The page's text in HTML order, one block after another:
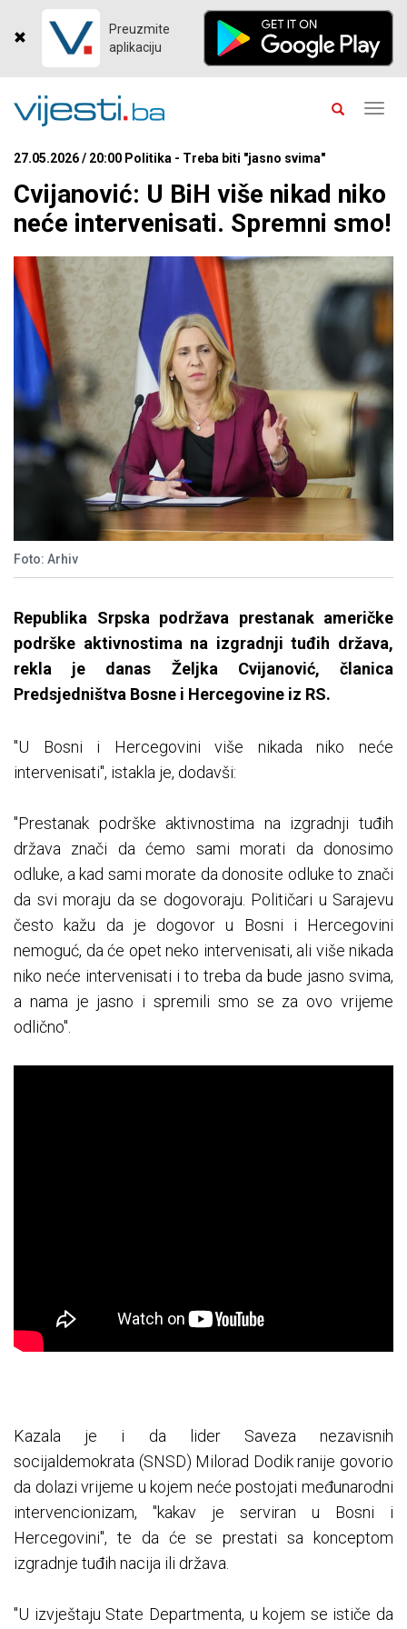
Preuzmite
aplikaciju
27.05.2026 / 20:00 Politika - Treba biti "jasno svima"
Cvijanović: U BiH više nikad niko
neće intervenisati. Spremni smo!
Foto: Arhiv
Republika Srpska podržava prestanak američke
podrške aktivnostima na izgradnji tuđih država,
rekla je danas Željka Cvijanović, članica
Predsjedništva Bosne i Hercegovine iz RS.
"U Bosni i Hercegovini više nikada niko neće
intervenisati", istakla je, dodavši:
"Prestanak podrške aktivnostima na izgradnji tuđih
država znači da ćemo sami morati da donosimo
odluke, a kad sami morate da donosite odluke to znači
da svi moraju da se dogovoraju. Političari u Sarajevu
često kažu da je dogovor u Bosni i Hercegovini
nemoguć, da će opet neko intervenisati, ali više nikada
niko neće intervenisati i to treba da bude jasno svima,
a nama je jasno i spremili smo se za ovo vrijeme
odlično".
Kazala je i da lider Saveza nezavisnih
socijaldemokrata (SNSD) Milorad Dodik ranije govorio
da dolazi vrijeme u kojem neće postojati međunarodni
intervencionizam, "kakav je serviran u Bosni i
Hercegovini", te da će se prestati sa konceptom
izgradnje tuđih nacija ili država.
"U izvještaju State Departmenta, u kojem se ističe da